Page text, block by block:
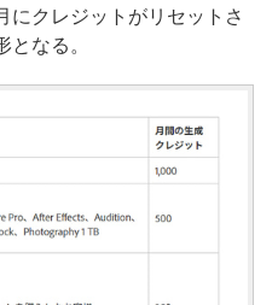
にクレジットがリセットさ
なる。